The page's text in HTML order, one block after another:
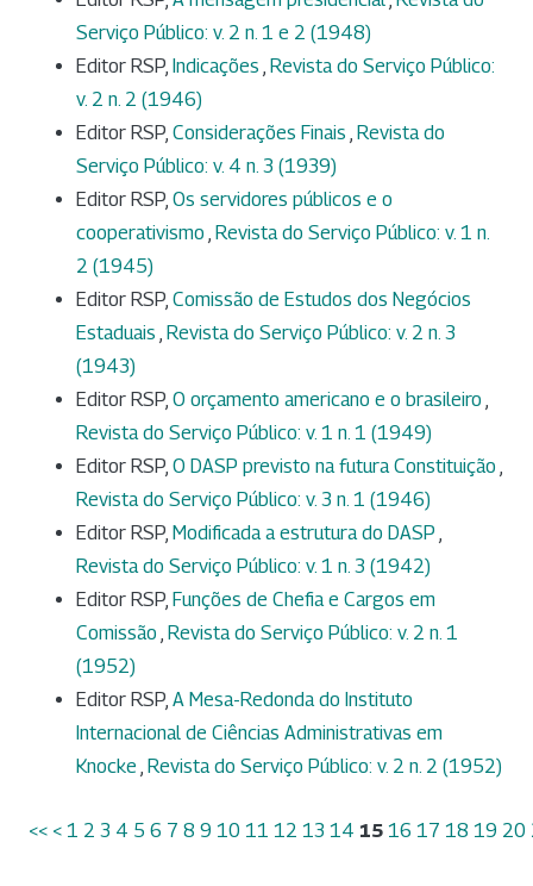
Serviço Público: v. 2 n. 1 e 2 (1948)
Editor RSP, Indicações , Revista do Serviço Público:
v. 2 n. 2 (1946)
Editor RSP, Considerações Finais , Revista do
Serviço Público: v. 4 n. 3 (1939)
Editor RSP, Os servidores públicos e o
cooperativismo , Revista do Serviço Público: v. 1 n.
2 (1945)
Editor RSP, Comissão de Estudos dos Negócios
Estaduais , Revista do Serviço Público: v. 2 n. 3
(1943)
Editor RSP, O orçamento americano e o brasileiro ,
Revista do Serviço Público: v. 1 n. 1 (1949)
Editor RSP, O DASP previsto na futura Constituição ,
Revista do Serviço Público: v. 3 n. 1 (1946)
Editor RSP, Modificada a estrutura do DASP ,
Revista do Serviço Público: v. 1 n. 3 (1942)
Editor RSP, Funções de Chefia e Cargos em
Comissão , Revista do Serviço Público: v. 2 n. 1
(1952)
Editor RSP, A Mesa-Redonda do Instituto
Internacional de Ciências Administrativas em
Knocke , Revista do Serviço Público: v. 2 n. 2 (1952)
<< < 1 2 3 4 5 6 7 8 9 10 11 12 13 14 15 16 17 18 19 20